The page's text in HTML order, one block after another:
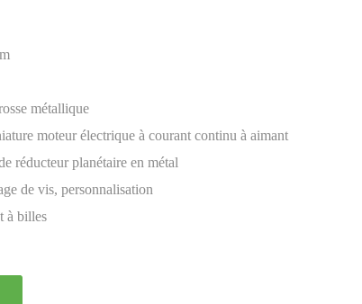
métallique
moteur électrique à courant continu à aimant
réducteur planétaire en métal
de vis, personnalisation
à billes